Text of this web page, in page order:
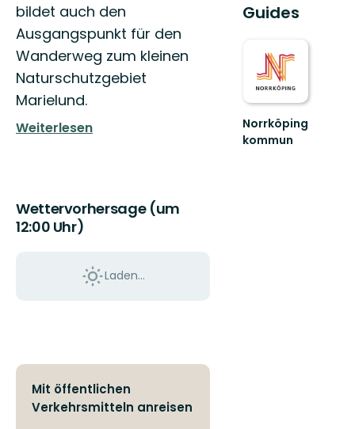
bildet auch den
Ausgangspunkt für den
Wanderweg zum kleinen
Naturschutzgebiet
Marielund.
Weiterlesen
Wettervorhersage (um
12:00 Uhr)
Laden...
Mit öffentlichen
Verkehrsmitteln anreisen
Guides
Norrköping
kommun